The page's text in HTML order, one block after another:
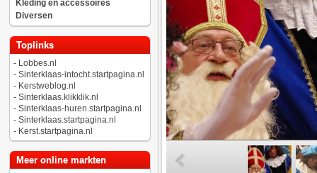
Kleding en accessoires
Diversen
Toplinks
- Lobbes.nl
- Sinterklaas-intocht.startpagina.nl
- Kerstweblog.nl
- Sinterklaas.klikklik.nl
- Sinterklaas-huren.startpagina.nl
- Sinterklaas.startpagina.nl
- Kerst.startpagina.nl
Meer online markten